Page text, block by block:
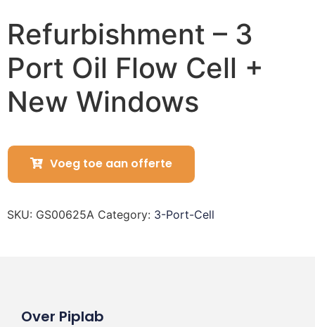
Refurbishment – 3
Port Oil Flow Cell +
New Windows
Voeg toe aan offerte
SKU: GS00625A Category: 3-Port-Cell
Over Piplab